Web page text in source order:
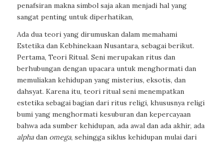
penafsiran makna simbol saja akan menjadi hal yang
sangat penting untuk diperhatikan,
Ada dua teori yang dirumuskan dalam memahami
Estetika dan Kebhinekaan Nusantara, sebagai berikut.
Pertama, Teori Ritual. Seni merupakan ritus dan
berhubungan dengan upacara untuk menghormati dan
memuliakan kehidupan yang misterius, eksotis, dan
dahsyat. Karena itu, teori ritual seni menempatkan
estetika sebagai bagian dari ritus religi, khususnya religi
bumi yang menghormati kesuburan dan kepercayaan
bahwa ada sumber kehidupan, ada awal dan ada akhir, ada
alphadan omega, sehingga siklus kehidupan mulai dari